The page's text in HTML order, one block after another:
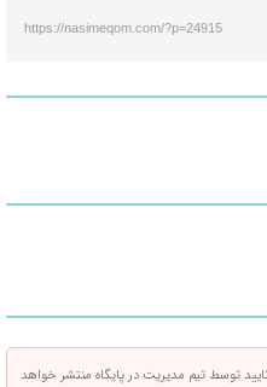
https://nasimeqom.com/?p=24915
توسط تیم مدیریت در پایگاه منتشر خواهد